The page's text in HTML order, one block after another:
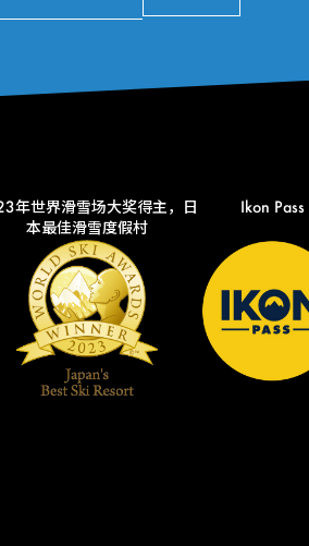
年世界滑雪场大奖得主，日
本最佳滑雪度假村
Ikon Pass